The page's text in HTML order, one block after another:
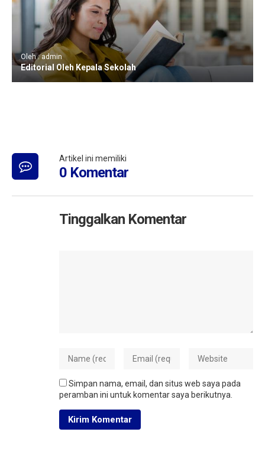
Oleh : admin
Editorial Oleh Kepala Sekolah
Artikel ini memiliki
0 Komentar
Tinggalkan Komentar
Simpan nama, email, dan situs web saya pada
peramban ini untuk komentar saya berikutnya.